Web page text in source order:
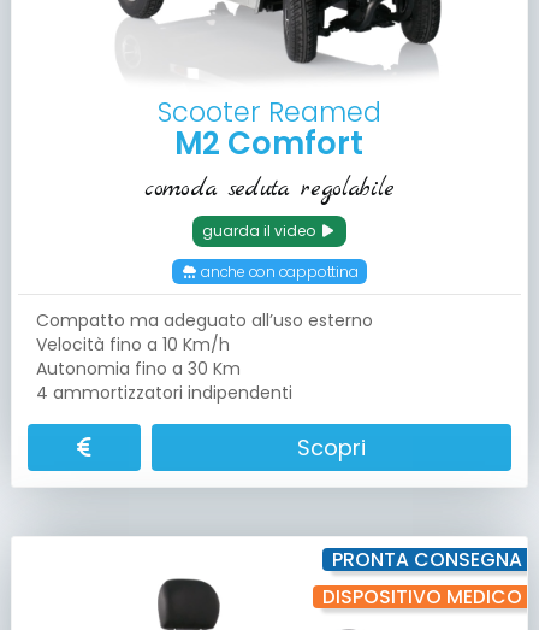
Scooter Reamed
M2 Comfort
comoda seduta regolabile
guarda il video
anche con cappottina
Compatto ma adeguato all’uso esterno
Velocità fino a 10 Km/h
Autonomia fino a 30 Km
4 ammortizzatori indipendenti
Scopri
PRONTA CONSEGNA
DISPOSITIVO MEDICO